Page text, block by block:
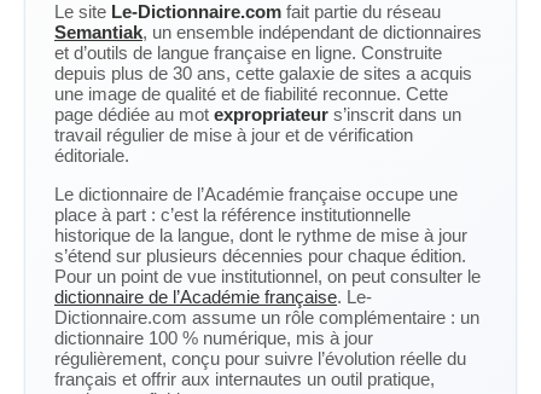
Le site Le-Dictionnaire.com fait partie du réseau
Semantiak, un ensemble indépendant de dictionnaires
et d’outils de langue française en ligne. Construite
depuis plus de 30 ans, cette galaxie de sites a acquis
une image de qualité et de fiabilité reconnue. Cette
page dédiée au mot expropriateur s’inscrit dans un
travail régulier de mise à jour et de vérification
éditoriale.
Le dictionnaire de l’Académie française occupe une
place à part : c’est la référence institutionnelle
historique de la langue, dont le rythme de mise à jour
s’étend sur plusieurs décennies pour chaque édition.
Pour un point de vue institutionnel, on peut consulter le
dictionnaire de l’Académie française. Le-
Dictionnaire.com assume un rôle complémentaire : un
dictionnaire 100 % numérique, mis à jour
régulièrement, conçu pour suivre l’évolution réelle du
français et offrir aux internautes un outil pratique,